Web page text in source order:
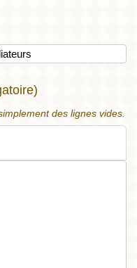
des lignes vides.